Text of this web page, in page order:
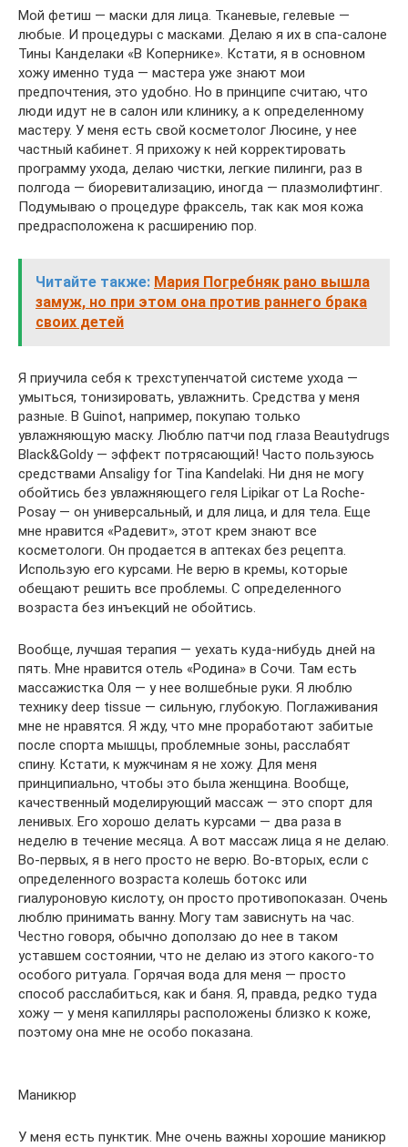
Мой фетиш — маски для лица. Тканевые, гелевые —
любые. И про­цедуры с масками. Делаю я их в спа-салоне
Тины Канделаки «В Копернике». Кстати, я в основном
хожу именно туда — мастера уже знают мои
предпочтения, это удобно. Но в принципе считаю, что
люди идут не в салон или клинику, а к определенному
мастеру. У меня есть свой косметолог Люсине, у нее
частный кабинет. Я прихожу к ней корректировать
программу ухода, делаю чистки, легкие пилинги, раз в
полгода — биоревитализацию, иногда — плазмолифтинг.
Подумываю о процедуре фраксель, так как моя кожа
предрасположена к расширению пор.
Читайте также: Мария Погребняк рано вышла
замуж, но при этом она против раннего брака
своих детей
Я приучила себя к трехступенчатой системе ухода —
умыться, тонизировать, увлажнить. Средства у меня
разные. В Guinot, например, покупаю только
увлажняющую маску. Люблю патчи под глаза Beautydrugs
Black&Goldy — эффект потрясающий! Часто пользуюсь
средствами Ansaligy for Tina Kandelaki. Ни дня не могу
обойтись без увлажняющего геля Lipikar от La Roche-
Posay — он универсальный, и для лица, и для тела. Еще
мне нравится «Радевит», этот крем знают все
косметологи. Он продается в аптеках без рецепта.
Использую его курсами. Не верю в кремы, которые
обещают решить все проблемы. С определенного
возраста без инъекций не обойтись.
Вообще, лучшая терапия — уехать куда-нибудь дней на
пять. Мне нравится отель «Родина» в Сочи. Там есть
массажистка Оля — у нее волшебные руки. Я люблю
технику deep tissue — сильную, глубокую. Поглаживания
мне не нравятся. Я жду, что мне проработают забитые
после спорта мышцы, проблемные зоны, расслабят
спину. Кстати, к мужчинам я не хожу. Для меня
принципиально, чтобы это была женщина. Вообще,
качественный моделирующий массаж — это спорт для
ленивых. Его хорошо делать курсами — два раза в
неделю в течение месяца. А вот массаж лица я не делаю.
Во-первых, я в него просто не верю. Во-вторых, если с
определенного возраста колешь ботокс или
гиалуроновую кислоту, он просто противопоказан. Очень
люблю принимать ванну. Могу там зависнуть на час.
Честно говоря, обычно доползаю до нее в таком
уставшем состоянии, что не делаю из этого какого-то
особого ритуала. Горячая вода для меня — просто
способ расслабиться, как и баня. Я, правда, редко туда
хожу — у меня капилляры расположены близко к коже,
поэтому она мне не особо показана.
Маникюр
У меня есть пунктик. Мне очень важны хорошие маникюр